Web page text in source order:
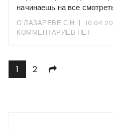
начинаешь на все
О ЛАЗАРЕВЕ С.Н.
КОММЕНТАРИЕВ НЕТ
Пагинация
1 2